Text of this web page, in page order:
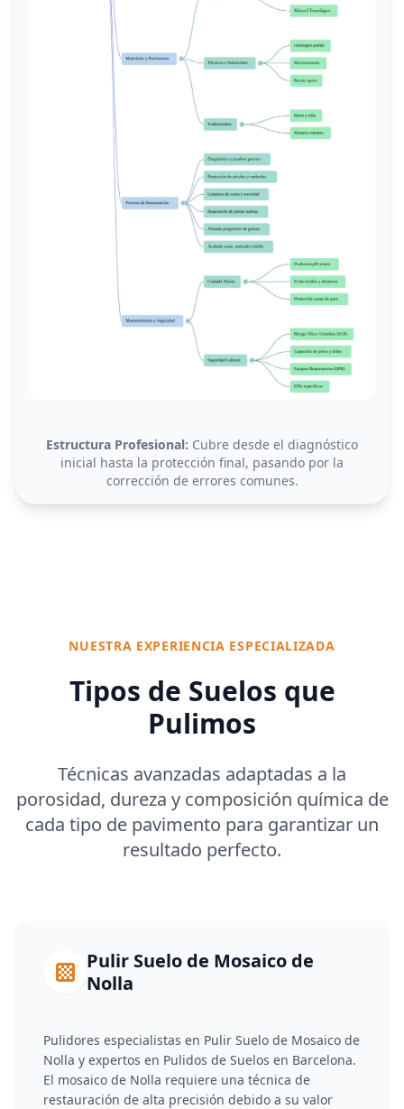
Estructura Profesional: Cubre desde el diagnóstico
inicial hasta la protección final, pasando por la
corrección de errores comunes.
NUESTRA EXPERIENCIA ESPECIALIZADA
Tipos de Suelos que
Pulimos
Técnicas avanzadas adaptadas a la
porosidad, dureza y composición química de
cada tipo de pavimento para garantizar un
resultado perfecto.
Pulir Suelo de Mosaico de
Nolla
Pulidores especialistas en Pulir Suelo de Mosaico de
Nolla y expertos en Pulidos de Suelos en Barcelona.
El mosaico de Nolla requiere una técnica de
restauración de alta precisión debido a su valor